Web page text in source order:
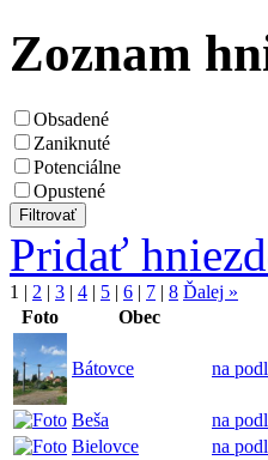
Zoznam
Obsadené
Zaniknuté
Potenciálne
Opustené
Pridať
1 | 2 | 3 | 4 | 5 | 6 | 7 | 8 Ďalej »
Foto
Obec
Bátovce na
Beša
na
Bielovce
na